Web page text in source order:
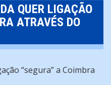
QUER LIGAÇÃO
ATRAVÉS DO